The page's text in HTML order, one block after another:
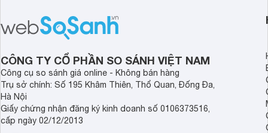
sức khỏe và đảm bảo nguồn nước
sạch cho cả gia đình.
cửa điện tử hãng
sẽ so sánh 5
Demax, Hubert và
CÔNG TY CỔ PHẦN SO SÁNH VIỆT NAM
Công cụ so sánh giá online - Không bán hàng
Trụ sở chính: Số 195 Khâm Thiên, Thổ Quan, Đống Đa,
Hà Nội
Giấy chứng nhận đăng ký kinh doanh số 0106373516,
cấp ngày 02/12/2013